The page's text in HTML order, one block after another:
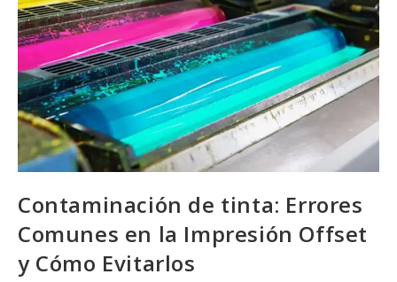
Contaminación de tinta: Errores
Comunes en la Impresión Offset
y Cómo Evitarlos